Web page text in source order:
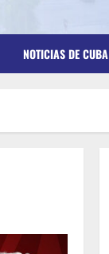
NOTICIAS DE CUBA